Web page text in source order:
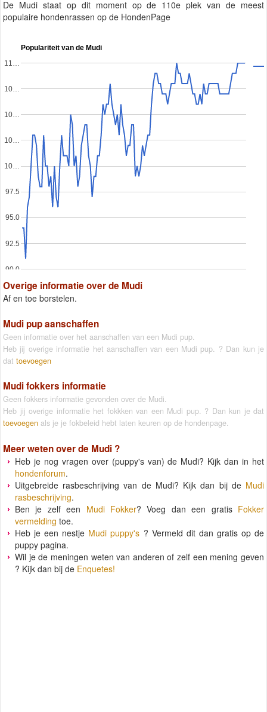
De Mudi staat op dit moment op de 110e plek van de meest
populaire hondenrassen op de HondenPage
Populariteit van de Mudi
90.0
92.5
95.0
97.5
10…
10…
10…
10…
11…
Overige informatie over de Mudi
Af en toe borstelen.
Mudi pup aanschaffen
Geen informatie over het aanschaffen van een Mudi pup.
Heb jij overige informatie het aanschaffen van een Mudi pup. ? Dan kun je
dat toevoegen
Mudi fokkers informatie
Geen fokkers informatie gevonden over de Mudi.
Heb jij overige informatie het fokkken van een Mudi pup. ? Dan kun je dat
toevoegen als je je fokbeleid hebt laten keuren op de hondenpage.
Meer weten over de Mudi ?
Heb je nog vragen over (puppy's van) de Mudi? Kijk dan in het
hondenforum.
Uitgebreide rasbeschrijving van de Mudi? Kijk dan bij de Mudi
rasbeschrijving.
Ben je zelf een Mudi Fokker? Voeg dan een gratis Fokker
vermelding toe.
Heb je een nestje Mudi puppy's ? Vermeld dit dan gratis op de
puppy pagina.
Wil je de meningen weten van anderen of zelf een mening geven
? Kijk dan bij de Enquetes!